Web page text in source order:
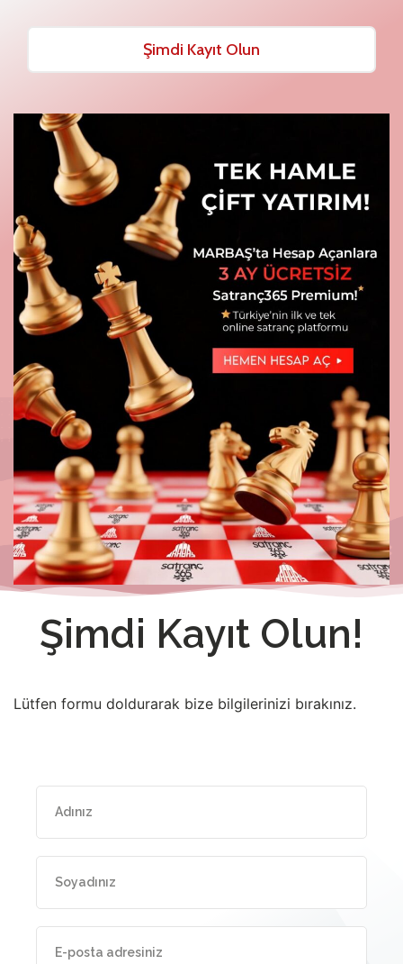
Şimdi Kayıt Olun
Şimdi Kayıt Olun!
Lütfen formu doldurarak bize bilgilerinizi bırakınız.